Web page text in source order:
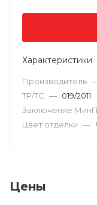
Характеристики
Производитель
ТР/ТС — 019/2011
Заключение
Цвет отделки —
Цены